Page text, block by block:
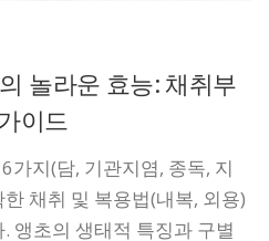
놀라운 효능: 채취부
이드
가지(담, 기관지염, 종독, 지
채취 및 복용법(내복, 외용)
앵초의 생태적 특징과 구별